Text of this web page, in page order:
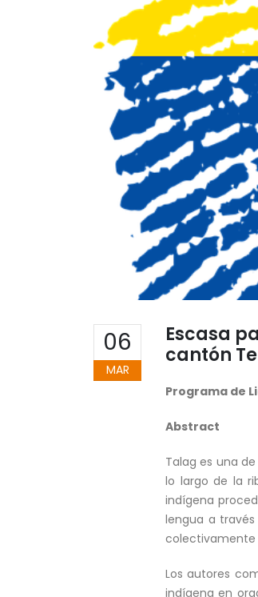
06
MAR
Escasa
cantón
Programa de
Abstract
Talag es una
lo largo de la
indígena
lengua a
colectivamente
Los autores
indígena en